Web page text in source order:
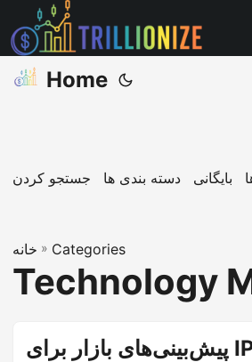
Home
جستجو کردن دسته بندی ها بایگانی
خانه » Categories
Technology
پیش‌بینی‌های بازار برای IPOهای فناوری